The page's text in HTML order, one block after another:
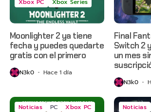
Xbox PC
Xbox Series
Moonlighter 2 ya tiene
fecha y puedes quedarte
gratis con el primero
N3k0 Hace 1 día
Final
Switch 2
un mes
N3k0
Noticias PC
Xbox PC
Noticias